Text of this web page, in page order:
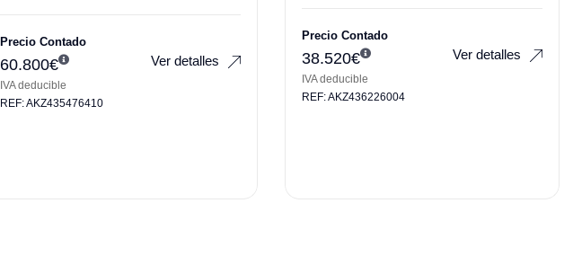
Precio Contado
60.800€
IVA deducible
Ver detalles
REF: AKZ435476410
Precio Contado
38.520€
IVA deducible
Ver detalles
REF: AKZ436226004